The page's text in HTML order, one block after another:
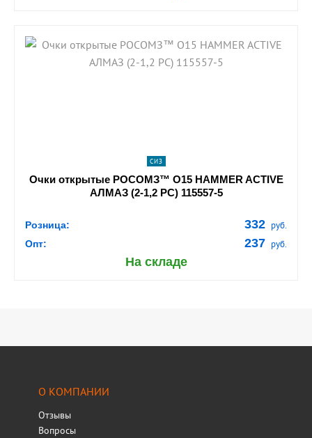
shopping_cart В КОРЗИНУ
СИЗ
Очки открытые РОСОМЗ™ О15 HAMMER ACTIVE
АЛМАЗ (2-1,2 PC) 115557-5
Розница: 332 руб.
Опт: 237 руб.
На складе
О КОМПАНИИ
Отзывы
Вопросы